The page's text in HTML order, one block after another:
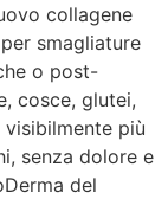
collagene
smagliature
o post-
cosce, glutei,
più
senza dolore e
del